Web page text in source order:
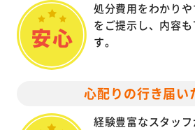
処分費用をわかり
をご提示し、内容
す。
心配りの行き届い
経験豊富なスタッ